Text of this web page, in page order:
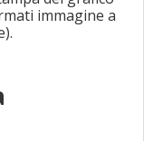
immagine a